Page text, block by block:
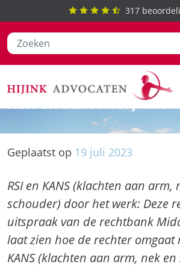
naar
de
317
RSI en KANS
nek en schouder)
Geplaatst op 19 juli 2023
RSI en KANS (klachten aan arm,
schouder) door het werk: Deze
uitspraak van de rechtbank
laat zien hoe de rechter omgaat
KANS (klachten aan arm, nek